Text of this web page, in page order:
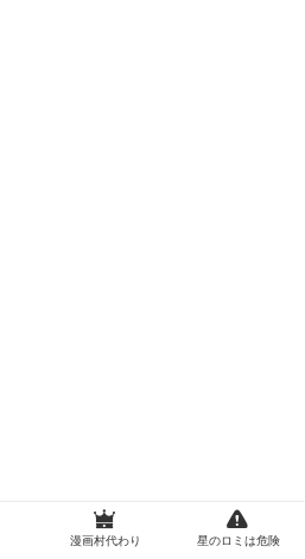
漫画村代わり 星のロミは危険